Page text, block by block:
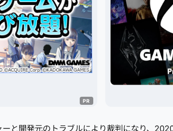
と開発元のトラブルにより裁判になり、